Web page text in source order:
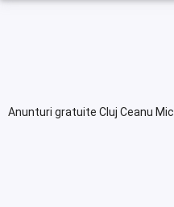
Anunturi gratuite Cluj Ceanu Mic